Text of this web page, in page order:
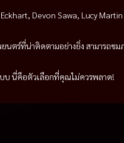
Devon Sawa, Lucy Martin
ตร์ที่น่าติดตามอย่างยิ่ง สามารถช
นี่คือตัวเลือกที่คุณไม่ควรพลาด!